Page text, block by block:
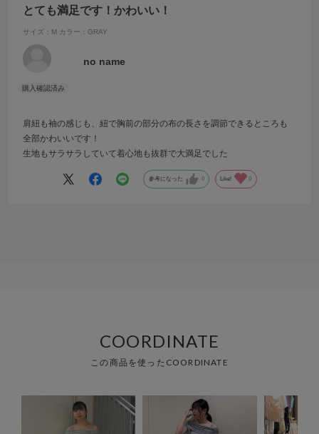
とても満足です！かわいい！
サイズ：M カラー：GRAY
no name
肩紐も袖の感じも、紐で胸前の部分の布の長さを調節できるところも
全部かわいいです！
生地もサラサラしていて着心地も抜群で大満足でした
参考になった 0 Like! 0
COORDINATE
この商品を使ったCOORDINATE